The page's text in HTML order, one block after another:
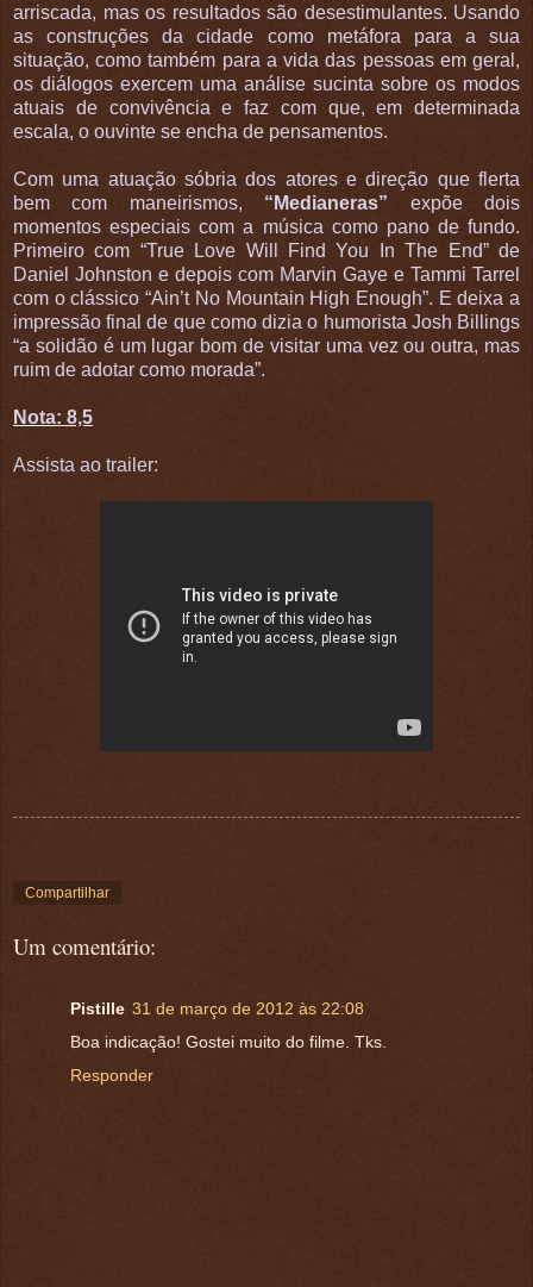
arriscada, mas os resultados são desestimulantes. Usando
as construções da cidade como metáfora para a sua
situação, como também para a vida das pessoas em geral,
os diálogos exercem uma análise sucinta sobre os modos
atuais de convivência e faz com que, em determinada
escala, o ouvinte se encha de pensamentos.
Com uma atuação sóbria dos atores e direção que flerta
bem com maneirismos, “Medianeras” expõe dois
momentos especiais com a música como pano de fundo.
Primeiro com “True Love Will Find You In The End” de
Daniel Johnston e depois com Marvin Gaye e Tammi Tarrel
com o clássico “Ain’t No Mountain High Enough”. E deixa a
impressão final de que como dizia o humorista Josh Billings
“a solidão é um lugar bom de visitar uma vez ou outra, mas
ruim de adotar como morada”.
Nota: 8,5
Assista ao trailer:
Compartilhar
Um comentário:
Pistille 31 de março de 2012 às 22:08
Boa indicação! Gostei muito do filme. Tks.
Responder